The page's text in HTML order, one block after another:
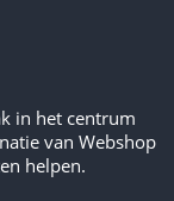
in het centrum
van Webshop
helpen.